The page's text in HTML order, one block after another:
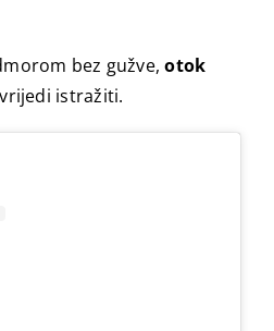
bez gužve,otok
istražiti.